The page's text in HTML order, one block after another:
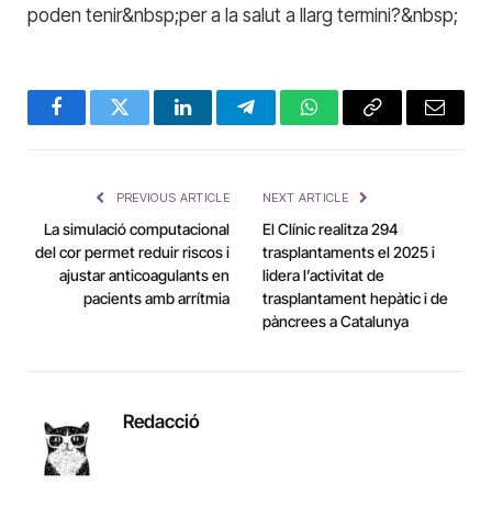
poden tenir&nbsp;per a la salut a llarg termini?&nbsp;
FacebookTwitter LinkedInTelegramWhatsAppCopy
Email
PREVIOUS ARTICLE
La simulació computacional
del cor permet reduir riscos i
ajustar anticoagulants en
pacients amb arrítmia
NEXT ARTICLE
El Clínic realitza 294
trasplantaments el 2025 i
lidera l’activitat de
trasplantament hepàtic i de
pàncrees a Catalunya
Redacció